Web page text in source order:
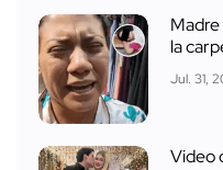
la
Jul. 31,
Video